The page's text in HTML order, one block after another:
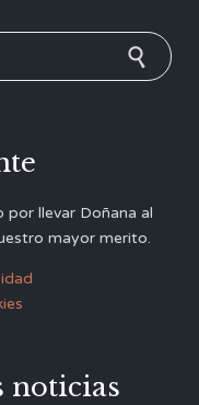
llevar Doñana al
mayor merito.
noticias